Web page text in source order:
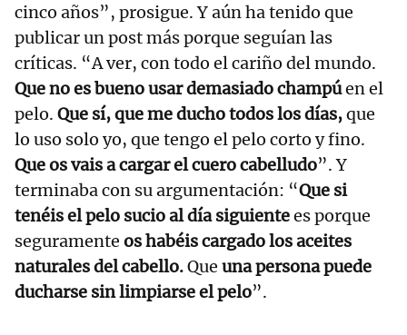
cinco años”, prosigue. Y aún ha tenido que
publicar un post más porque seguían las
críticas. “A ver, con todo el cariño del mundo.
Que no es bueno usar demasiado champúen el
pelo. Que sí, que me ducho todos los días,que
lo uso solo yo, que tengo el pelo corto y fino.
Que os vais a cargar el cuero cabelludo”. Y
terminaba con su argumentación: “Que si
tenéis el pelo sucio al día siguientees porque
seguramente os habéis cargado los aceites
naturales del cabello.Que una persona puede
ducharse sin limpiarse el pelo”.